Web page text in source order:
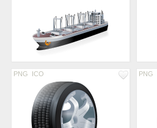
PNG ICO PNG